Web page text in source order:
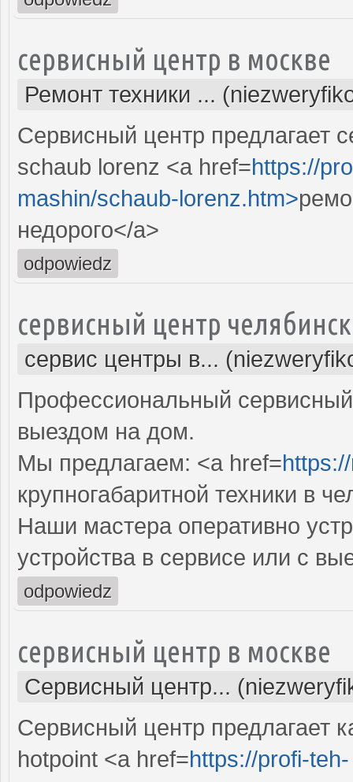
сервисный центр в москве
Ремонт техники ...
Сервисный центр предлагает
schaub lorenz <a href=https://
mashin/schaub-lorenz.htm>
недорого</a>
odpowiedz
сервисный центр
сервис центры в...
Профессиональный
выездом на дом.
Мы предлагаем: <a href=
крупногабаритной техники в
Наши мастера оперативно
устройства в сервисе или с
odpowiedz
сервисный центр в москве
Сервисный центр...
Сервисный центр предлагает
hоtpoint <a href=https://profi-teh-